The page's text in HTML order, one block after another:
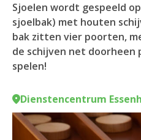
Sjoelen wordt gespeeld
sjoelbak) met houten
bak zitten vier poorten,
de schijven net doorheen
spelen!
Dienstencentrum